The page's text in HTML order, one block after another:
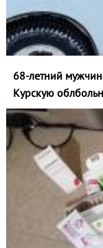
68-летний
Курскую